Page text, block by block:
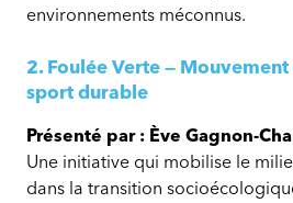
environnements méconnus.
2. Foulée Verte —
sport durable
Présenté par : Ève Gagnon-
Une initiative qui mobilise le
dans la transition